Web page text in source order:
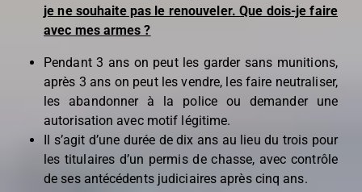
je ne souhaite pas le renouveler. Que dois-je faire
avec mes armes ?
Pendant 3 ans on peut les garder sans munitions,
après 3 ans on peut les vendre, les faire neutraliser,
les abandonner à la police ou demander une
autorisation avec motif légitime.
Il s’agit d’une durée de dix ans au lieu du trois pour
les titulaires d’un permis de chasse, avec contrôle
de ses antécédents judiciaires après cinq ans.